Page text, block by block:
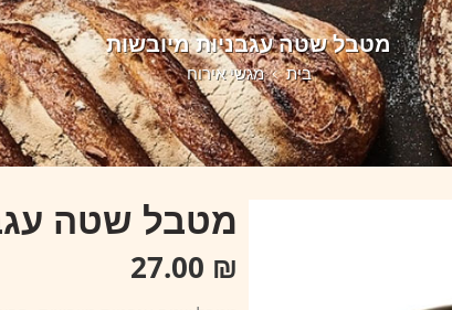
מטבל שטה עגבניות מיובשות
בית מגשי אירוח
מטבל שטה
₪